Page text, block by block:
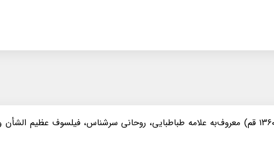
علامه سید محمدحسین قاضی طباطبایی تبریزی (زاده ۱۲۸۱ تبریز - درگذشته ۲۴ آبان ۱۳۶۰ قم) معروف‌به علامه طباطبایی،